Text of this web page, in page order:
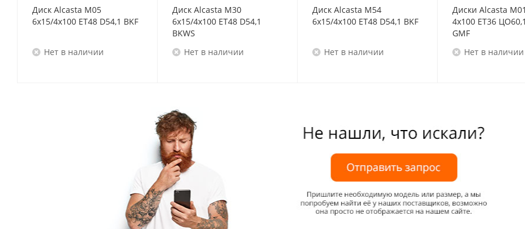
Диск Alcasta M05
6x15/4x100 ET48 D54,1 BKF
Нет в наличии
Диск Alcasta M30
6x15/4x100 ET48 D54,1
BKWS
Нет в наличии
Диск Alcasta M54
6x15/4x100 ET48 D54,1 BKF
Нет в наличии
Диски Alcasta
4x100 ET36
GMF
Нет в наличии